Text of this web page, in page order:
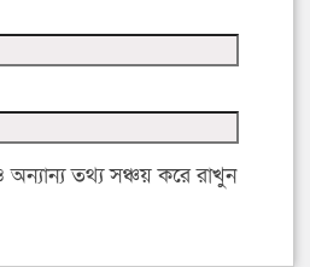
তথ্য সঞ্চয় করে রাখুন